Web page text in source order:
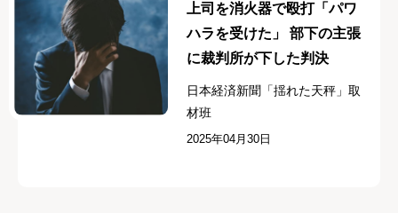
上司を消火器で殴打「パワ
ハラを受けた」 部下の主張
に裁判所が下した判決
日本経済新聞「揺れた天秤」取
材班
2025年04月30日